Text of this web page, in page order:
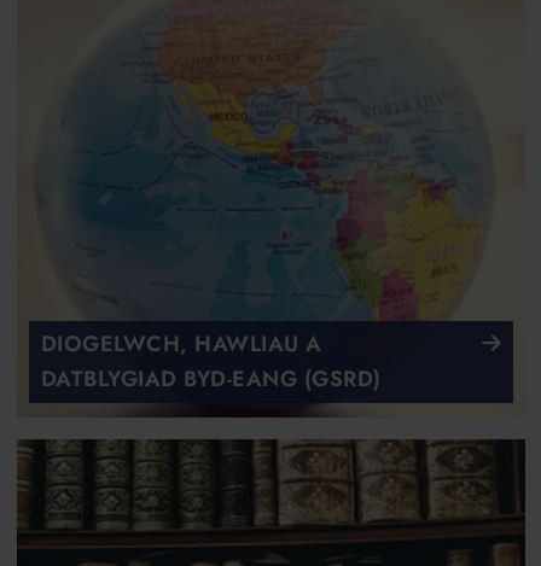
DIOGELWCH, HAWLIAU A
DATBLYGIAD BYD-EANG (GSRD)